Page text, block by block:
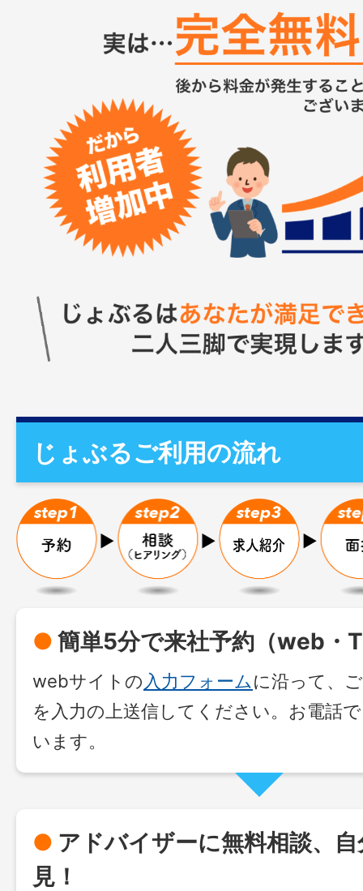
じょぶるご利用の流れ
● 簡単5分で来社予約（web・
webサイトの 入力フォームに沿って、
を入力の上送信してください。お電話
います。
● アドバイザーに無料相談、
見！